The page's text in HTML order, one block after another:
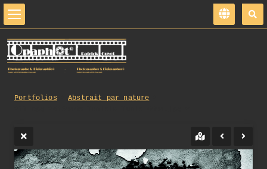
Portfolios
Abstrait par nature